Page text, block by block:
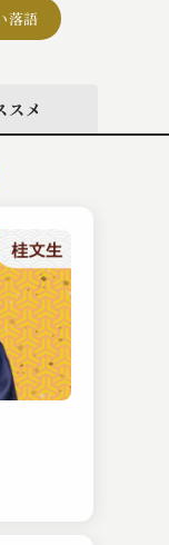
落語
スメ